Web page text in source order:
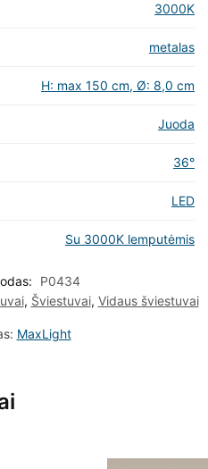
3000K
metalas
H: max 150 cm, Ø: 8,0 cm
Juoda
36°
LED
Su 3000K lemputėmis
P0434
, Šviestuvai, Vidaus šviestuvai
MaxLight